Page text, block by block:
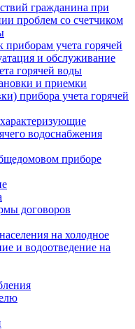
гражданина при
проблем со счетчиком
приборам учета горячей
и обслуживание
горячей воды
и приемки
прибора учета горячей
водоснабжения
приборе
договоров
на холодное
и водоотведение на